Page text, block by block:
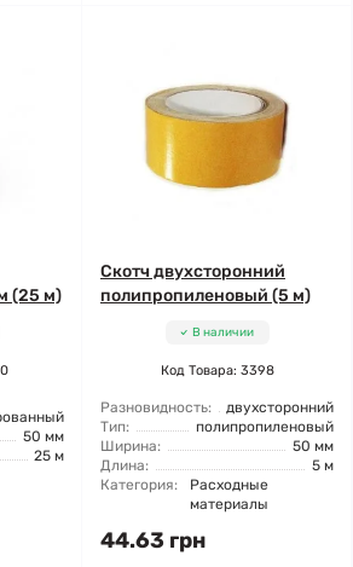
(25 м)
50 мм
25 м
Скотч двухсторонний
полипропиленовый (5 м)
В наличии
Код Товара: 3398
Разновидность:
двухсторонний
Тип:
полипропиленовый
Ширина:
50 мм
Длина:
5 м
Категория:
Расходные
материалы
44.63 грн